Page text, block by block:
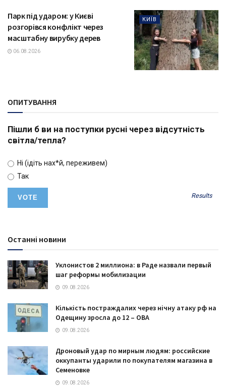
КИЇВ
Парк під ударом: у Києві
розгорівся конфлікт через
масштабну вирубку дерев
06.08.2026
ОПИТУВАННЯ
Пішли б ви на поступки русні через відсутність
світла/тепла?
Ні (ідіть нах*й, переживем)
Так
Results
Останні новини
Уклонистов 2 миллиона: в Раде назвали первый
шаг реформы мобилизации
09.08.2026
Кількість постраждалих через нічну атаку рф на
Одещину зросла до 12 – ОВА
09.08.2026
Дроновый удар по мирным людям: российские
оккупанты ударили по покупателям магазина в
Семеновке
09.08.2026